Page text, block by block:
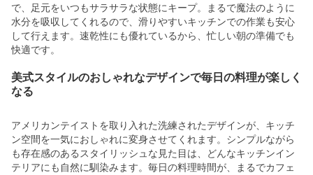
で、足元をいつもサラサラな状態にキープ。まるで魔法のように
水分を吸収してくれるので、滑りやすいキッチンでの作業も安心
して行えます。速乾性にも優れているから、忙しい朝の準備でも
快適です。
美式スタイルのおしゃれなデザインで毎日の料理が楽しく
なる
アメリカンテイストを取り入れた洗練されたデザインが、キッチ
ン空間を一気におしゃれに変身させてくれます。シンプルながら
も存在感のあるスタイリッシュな見た目は、どんなキッチンイン
テリアにも自然に馴染みます。毎日の料理時間が、まるでカフェ